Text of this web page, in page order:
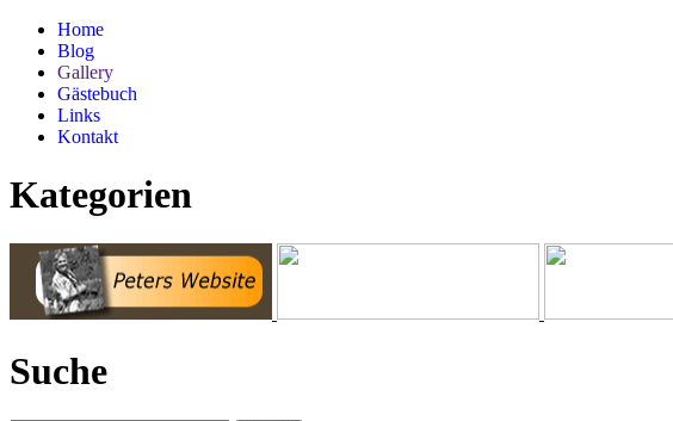
Home
Blog
Gallery
Gästebuch
Links
Kontakt
Kategorien
Suche